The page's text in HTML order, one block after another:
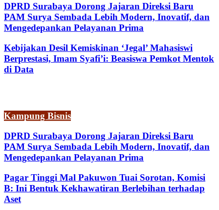
DPRD Surabaya Dorong Jajaran Direksi Baru
PAM Surya Sembada Lebih Modern, Inovatif, dan
Mengedepankan Pelayanan Prima
Kebijakan Desil Kemiskinan ‘Jegal’ Mahasiswi
Berprestasi, Imam Syafi’i: Beasiswa Pemkot Mentok
di Data
Kampung Bisnis
DPRD Surabaya Dorong Jajaran Direksi Baru
PAM Surya Sembada Lebih Modern, Inovatif, dan
Mengedepankan Pelayanan Prima
Pagar Tinggi Mal Pakuwon Tuai Sorotan, Komisi
B: Ini Bentuk Kekhawatiran Berlebihan terhadap
Aset